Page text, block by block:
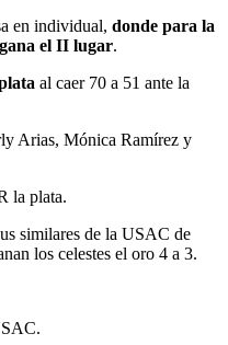
en individual, donde para la
el II lugar.
al caer 70 a 51 ante la
Arias, Mónica Ramírez y
la plata.
similares de la USAC de
los celestes el oro 4 a 3.